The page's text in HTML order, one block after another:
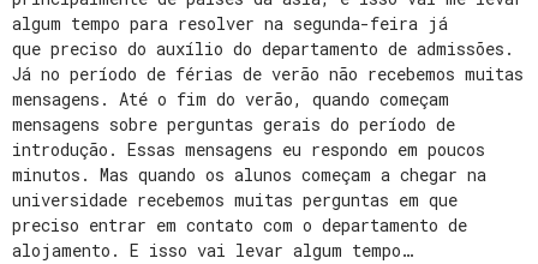
algum tempo para resolver na segunda-feira já
que preciso do auxílio do departamento de admissões.
Já no período de férias de verão não recebemos muitas
mensagens. Até o fim do verão, quando começam
mensagens sobre perguntas gerais do período de
introdução. Essas mensagens eu respondo em poucos
minutos. Mas quando os alunos começam a chegar na
universidade recebemos muitas perguntas em que
preciso entrar em contato com o departamento de
alojamento. E isso vai levar algum tempo…